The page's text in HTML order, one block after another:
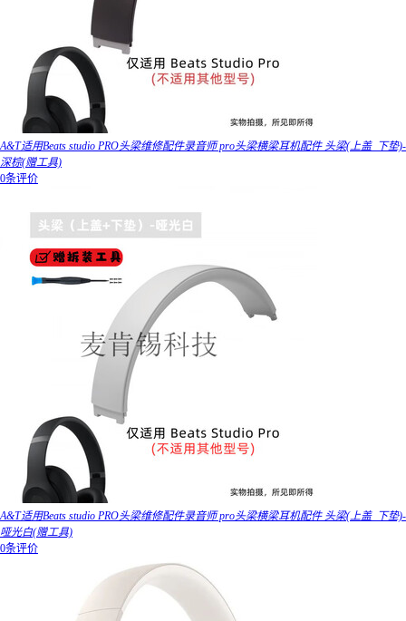
A&T适用Beats studio PRO头梁维修配件录音师 pro头梁横梁耳机配件 头梁(上盖_下垫)-
深棕(赠工具)
0条评价
A&T适用Beats studio PRO头梁维修配件录音师 pro头梁横梁耳机配件 头梁(上盖_下垫)-
哑光白(赠工具)
0条评价